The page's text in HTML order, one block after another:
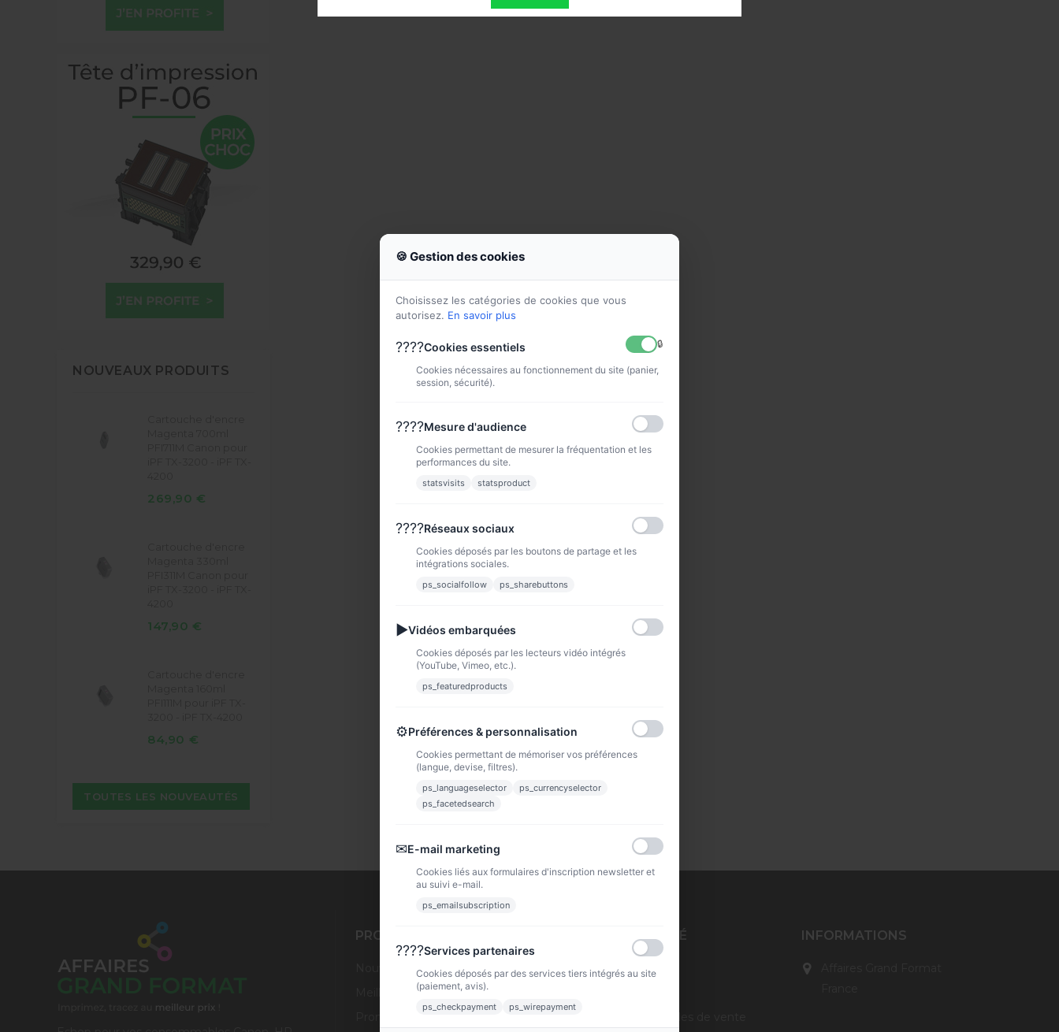
NOUVEAUX PRODUITS
269,90 €
147,90 €
84,90 €
TOUTES LES NOUVEAUTÉS
PRODUITS
Nouveaux produits
Meilleures ventes
NOTRE SOCIÉTÉ
Livraison
INFORMATIONS
🍪 Gestion des cookies
Choisissez les catégories de cookies que vous
autorisez. En savoir plus
????Cookies essentiels 🔒
Cookies nécessaires au fonctionnement du site (panier,
session, sécurité).
????Mesure d'audience
Cookies permettant de mesurer la fréquentation et les
performances du site.
statsvisits statsproduct
????Réseaux sociaux
Cookies déposés par les boutons de partage et les
intégrations sociales.
ps_socialfollow ps_sharebuttons
▶Vidéos embarquées
Cookies déposés par les lecteurs vidéo intégrés
(YouTube, Vimeo, etc.).
ps_featuredproducts
⚙Préférences & personnalisation
Cookies permettant de mémoriser vos préférences
(langue, devise, filtres).
ps_languageselector
ps_currencyselector
ps_facetedsearch
✉E-mail marketing
Cookies liés aux formulaires d'inscription newsletter et
au suivi e-mail.
ps_emailsubscription
????Services partenaires
Cookies déposés par des services tiers intégrés au site
(paiement, avis).
ps_checkpayment ps_wirepayment